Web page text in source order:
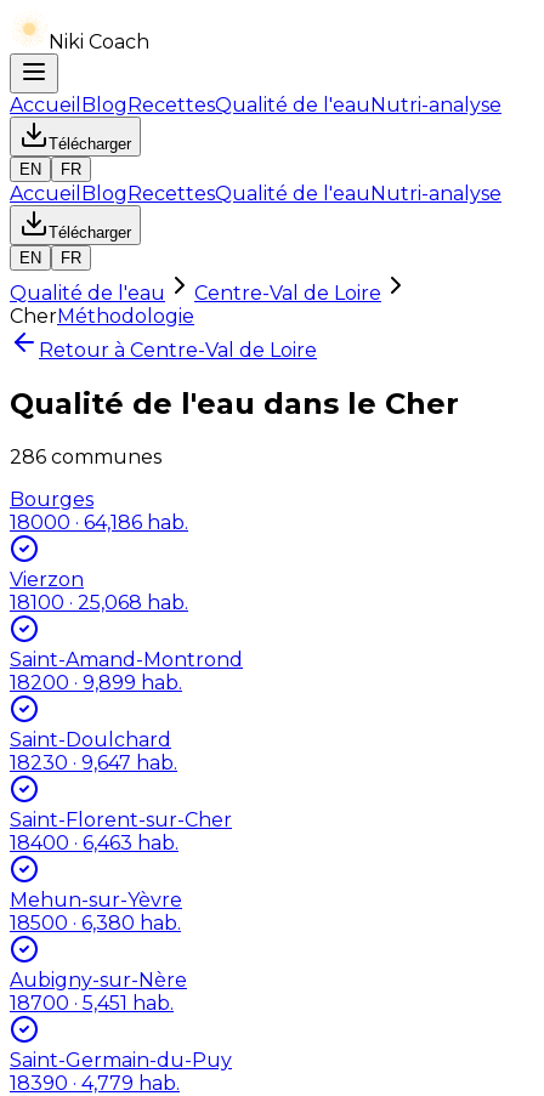
Niki Coach
Accueil BlogRecettesQualité de l'eauNutri-analyse
Télécharger
EN
FR
Accueil BlogRecettesQualité de l'eauNutri-analyse
Télécharger
EN
FR
Qualité de l'eau
Centre-Val de Loire
CherMéthodologie
Retour à Centre-Val de Loire
Qualité de l'eau dans le Cher
286 communes
Bourges
18000 · 64,186 hab.
Vierzon
18100 · 25,068 hab.
Saint-Amand-Montrond
18200 · 9,899 hab.
Saint-Doulchard
18230 · 9,647 hab.
Saint-Florent-sur-Cher
18400 · 6,463 hab.
Mehun-sur-Yèvre
18500 · 6,380 hab.
Aubigny-sur-Nère
18700 · 5,451 hab.
Saint-Germain-du-Puy
18390 · 4,779 hab.